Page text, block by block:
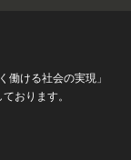
ける社会の実現」
おります。